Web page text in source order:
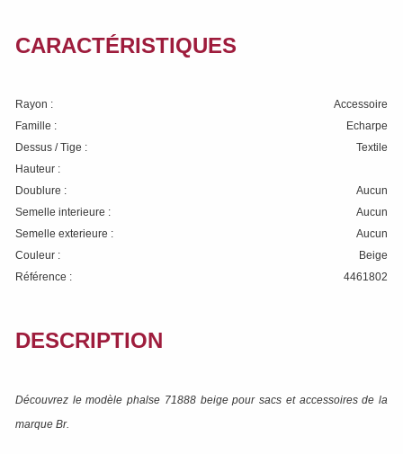
CARACTÉRISTIQUES
Rayon :
Accessoire
Famille :
Echarpe
Dessus / Tige :
Textile
Hauteur :
Doublure :
Aucun
Semelle interieure :
Aucun
Semelle exterieure :
Aucun
Couleur :
Beige
Référence :
4461802
DESCRIPTION
Découvrez le modèlephalse 71888 beigepour sacs et accessoires de la
marque Br.